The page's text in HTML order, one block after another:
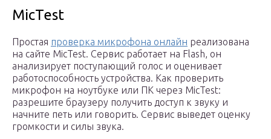
MicTest
Простая проверка микрофона онлайн реализована
на сайте MicTest. Сервис работает на Flash, он
анализирует поступающий голос и оценивает
работоспособность устройства. Как проверить
микрофон на ноутбуке или ПК через MicTest:
разрешите браузеру получить доступ к звуку и
начните петь или говорить. Сервис выведет оценку
громкости и силы звука.